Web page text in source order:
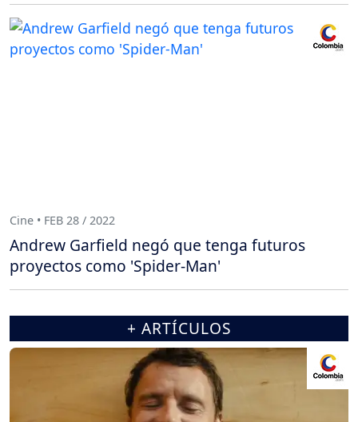
Cine • FEB 28 / 2022
Andrew Garfield negó que tenga futuros
proyectos como 'Spider-Man'
+ ARTÍCULOS